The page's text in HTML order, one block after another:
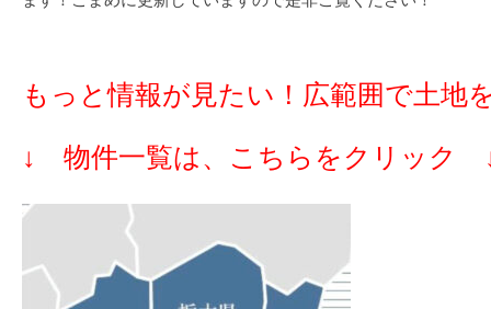
もっと情報が見たい！ 広範囲で土地
↓ 物件一覧は、こちらをクリック